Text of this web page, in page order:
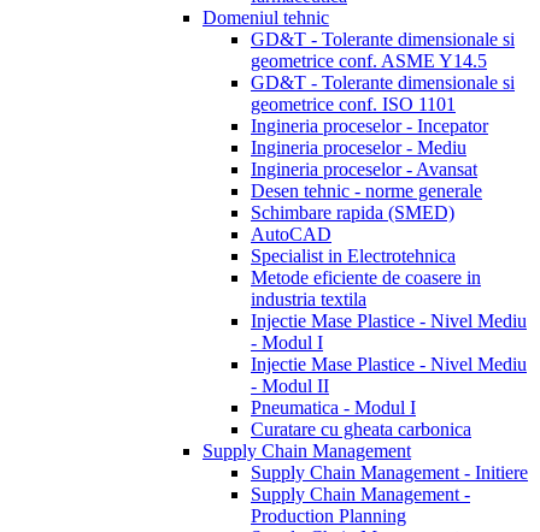
Domeniul tehnic
GD&T - Tolerante dimensionale si
geometrice conf. ASME Y14.5
GD&T - Tolerante dimensionale si
geometrice conf. ISO 1101
Ingineria proceselor - Incepator
Ingineria proceselor - Mediu
Ingineria proceselor - Avansat
Desen tehnic - norme generale
Schimbare rapida (SMED)
AutoCAD
Specialist in Electrotehnica
Metode eficiente de coasere in
industria textila
Injectie Mase Plastice - Nivel Mediu
- Modul I
Injectie Mase Plastice - Nivel Mediu
- Modul II
Pneumatica - Modul I
Curatare cu gheata carbonica
Supply Chain Management
Supply Chain Management - Initiere
Supply Chain Management -
Production Planning